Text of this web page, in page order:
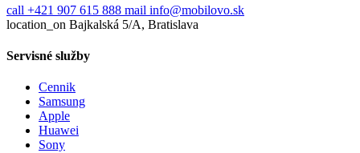
call +421 907 615 888 mail info@mobilovo.sk
location_on Bajkalská 5/A, Bratislava
Servisné služby
Cennik
Samsung
Apple
Huawei
Sony